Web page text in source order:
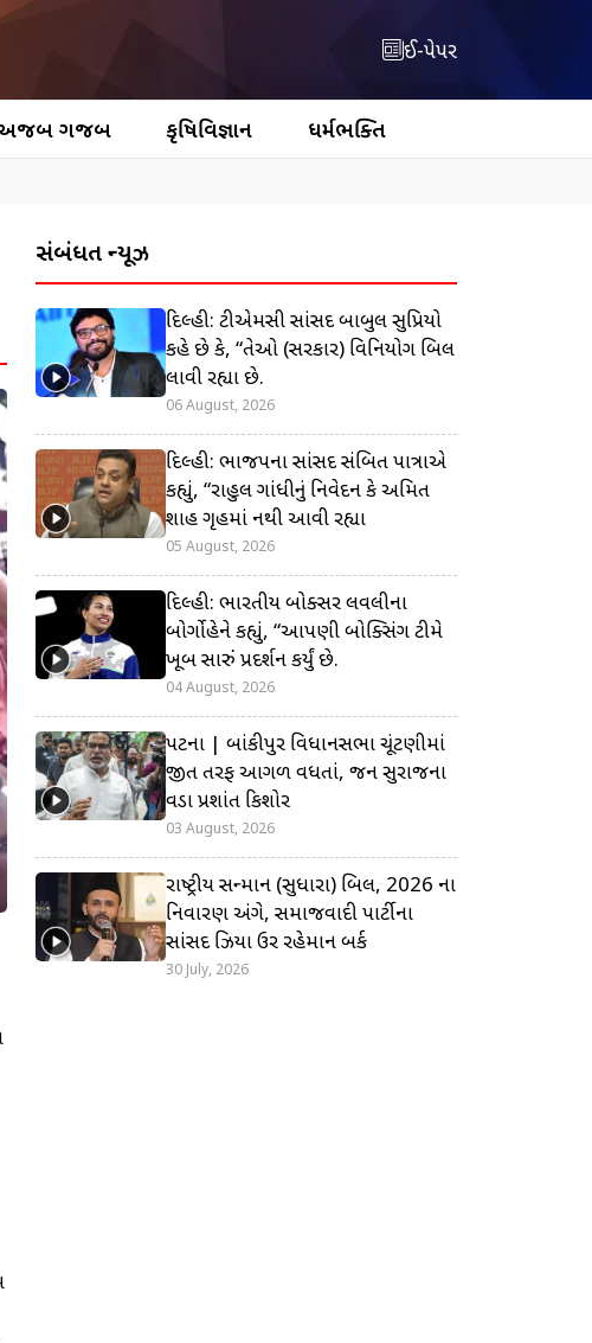
ઈ-પેપર
ગજબ કૃષિવિજ્ઞાન ધર્મભક્તિ
સંબંધિત ન્યૂઝ
દિલ્હી: ટીએમસી સાંસદ બાબુલ સુપ્રિયો
કહે છે કે, “તેઓ (સરકાર) વિનિયોગ બિલ
લાવી રહ્યા છે.
06 August, 2026
દિલ્હી: ભાજપના સાંસદ સંબિત પાત્રાએ
કહ્યું, “રાહુલ ગાંધીનું નિવેદન કે અમિત
શાહ ગૃહમાં નથી આવી રહ્યા
05 August, 2026
દિલ્હી: ભારતીય બોક્સર લવલીના
બોર્ગોહેને કહ્યું, “આપણી બોક્સિંગ ટીમે
ખૂબ સારું પ્રદર્શન કર્યું છે.
04 August, 2026
પટના | બાંકીપુર વિધાનસભા ચૂંટણીમાં
જીત તરફ આગળ વધતાં, જન સુરાજના
વડા પ્રશાંત કિશોર
03 August, 2026
રાષ્ટ્રીય સન્માન (સુધારા) બિલ, 2026 ના
નિવારણ અંગે, સમાજવાદી પાર્ટીના
સાંસદ ઝિયા ઉર રહેમાન બર્ક
30 July, 2026